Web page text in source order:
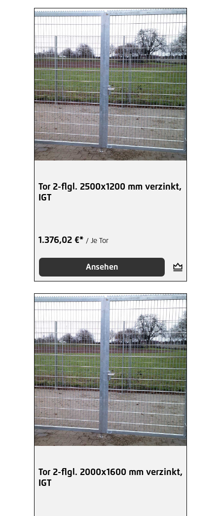
Tor 2-flgl. 2500x1200 mm verzinkt,
IGT
1.376,02 €* / Je Tor
Ansehen
Tor 2-flgl. 2000x1600 mm verzinkt,
IGT